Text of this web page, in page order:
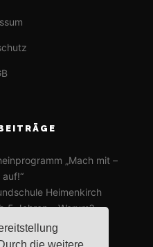
„Mach mit –
Heimenkirch
5 Jahren – Warum?